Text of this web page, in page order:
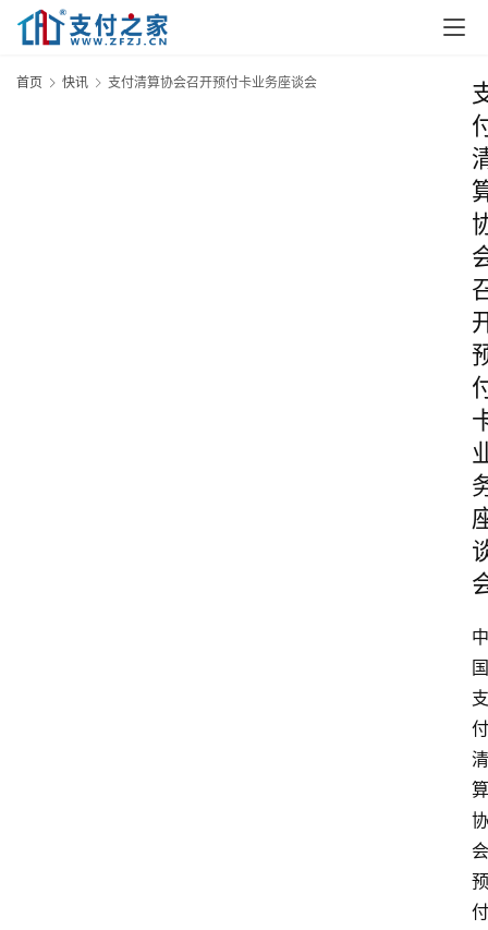
首页 快讯 支付清算协会召开预付卡业务座谈会
中
国
支
付
清
算
协
会
预
付